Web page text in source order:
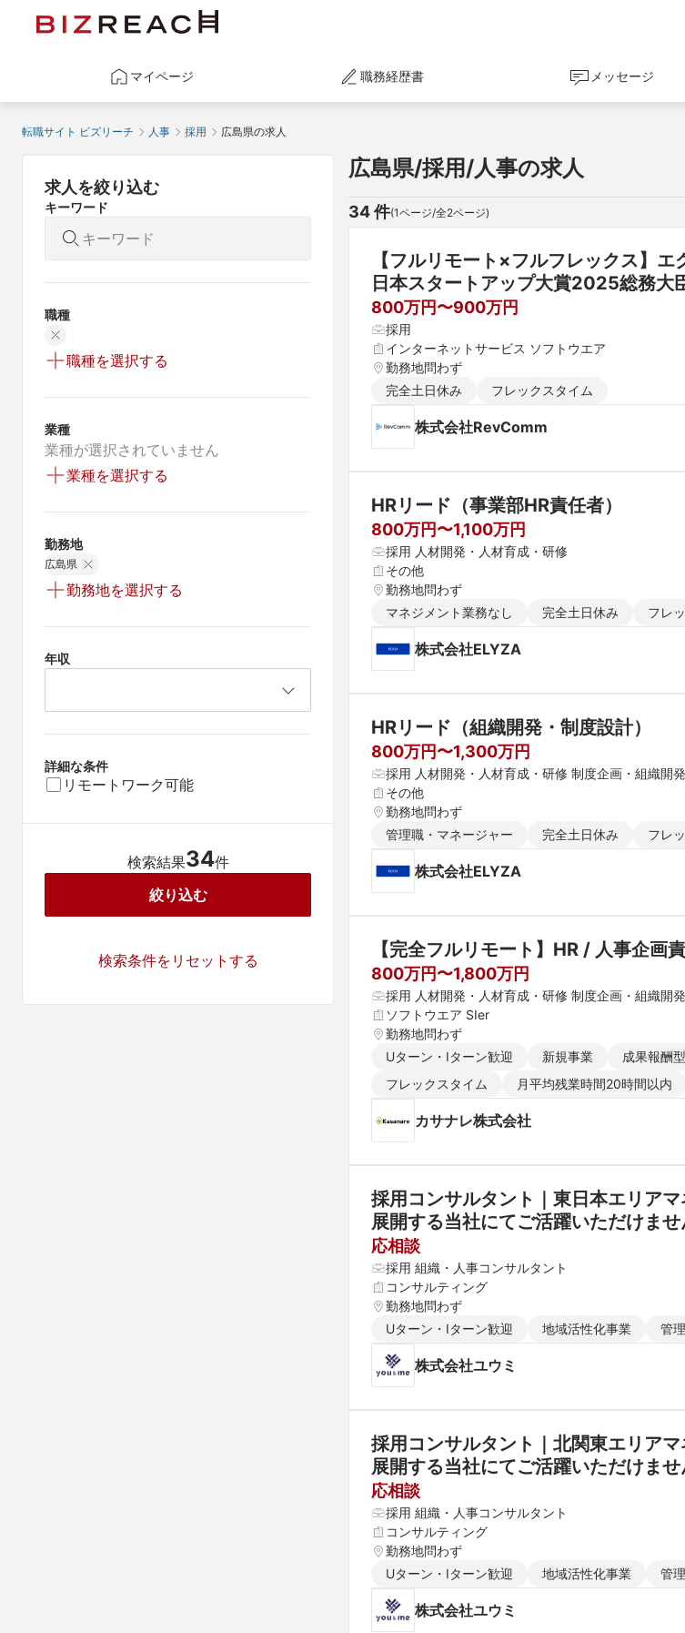
マイページ 職務経歴書 メッセージ
転職サイト ビズリーチ 人事 採用 広島県の求人
求人を絞り込む
キーワード
職種
職種を選択する
業種
業種が選択されていません
業種を選択する
勤務地
広島県
勤務地を選択する
年収
詳細な条件
リモートワーク可能
検索結果34件
絞り込む
検索条件をリセットする
広島県/採用/人事の求人
34 件(1ページ/全2ページ)
【フルリモート×フルフレックス】
日本スタートアップ大賞2025総務大
800万円〜900万円
採用
インターネットサービス ソフトウエア
勤務地問わず
完全土日休み
フレックスタイム
株式会社RevComm
HRリード（事業部HR責任者）
800万円〜1,100万円
採用 人材開発・人材育成・研修
その他
勤務地問わず
マネジメント業務なし
完全土日休み フレ
株式会社ELYZA
HRリード（組織開発・制度設計）
800万円〜1,300万円
採用 人材開発・人材育成・研修 制度企画・組織開発
その他
勤務地問わず
管理職・マネージャー
完全土日休み フレ
株式会社ELYZA
【完全フルリモート】HR / 人事企画
800万円〜1,800万円
採用 人材開発・人材育成・研修 制度企画・組織開発
ソフトウエア SIer
勤務地問わず
Uターン・Iターン歓迎
新規事業 成果報酬型
フレックスタイム
月平均残業時間20時間以内
カサナレ株式会社
採用コンサルタント｜東日本エリア
展開する当社にてご活躍いただけませ
応相談
採用 組織・人事コンサルタント
コンサルティング
勤務地問わず
Uターン・Iターン歓迎
地域活性化事業 管
株式会社ユウミ
採用コンサルタント｜北関東エリア
展開する当社にてご活躍いただけませ
応相談
採用 組織・人事コンサルタント
コンサルティング
勤務地問わず
Uターン・Iターン歓迎
地域活性化事業 管
株式会社ユウミ